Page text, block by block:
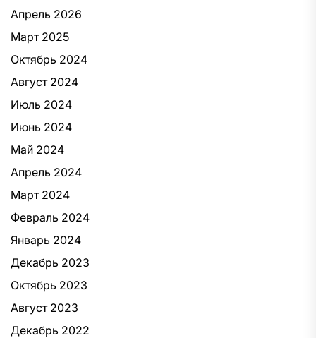
Апрель 2026
Март 2025
Октябрь 2024
Август 2024
Июль 2024
Июнь 2024
Май 2024
Апрель 2024
Март 2024
Февраль 2024
Январь 2024
Декабрь 2023
Октябрь 2023
Август 2023
Декабрь 2022